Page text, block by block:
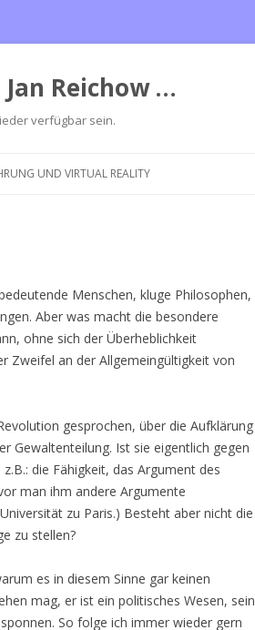
Reichow …
verfügbar sein.
Inhalt
UND VIRTUAL REALITY
Menschen, kluge Philosophen,
Aber was macht die besondere
ohne sich der Überheblichkeit
Zweifel an der Allgemeingültigkeit von
gesprochen, über die Aufklärung
Gewaltenteilung. Ist sie eigentlich gegen
die Fähigkeit, das Argument des
man ihm andere Argumente
zu Paris.) Besteht aber nicht die
zu stellen?
es in diesem Sinne gar keinen
mag, er ist ein politisches Wesen, sein
So folge ich immer wieder gern